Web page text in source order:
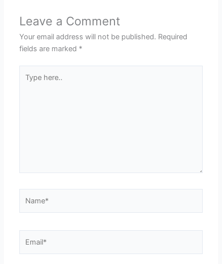
Leave a Comment
Your email address will not be published. Required
fields are marked *
here..